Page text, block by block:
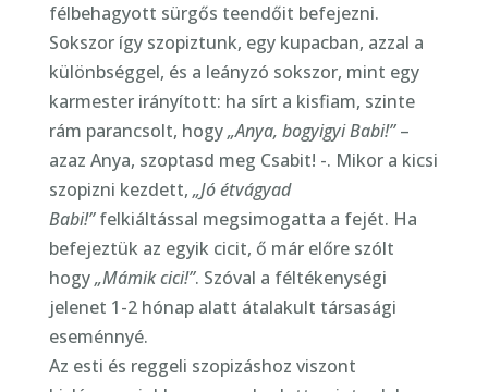
félbehagyott sürgős teendőit befejezni.
Sokszor így szopiztunk, egy kupacban, azzal a
különbséggel, és a leányzó sokszor, mint egy
karmester irányított: ha sírt a kisfiam, szinte
rám parancsolt, hogy„Anya, bogyigyi Babi!”–
azaz Anya, szoptasd meg Csabit! -. Mikor a kicsi
szopizni kezdett, „Jó étvágyad
Babi!”felkiáltással megsimogatta a fejét. Ha
befejeztük az egyik cicit, ő már előre szólt
hogy„Mámik cici!”. Szóval a féltékenységi
jelenet 1-2 hónap alatt átalakult társasági
eseménnyé.
Az esti és reggeli szopizáshoz viszont